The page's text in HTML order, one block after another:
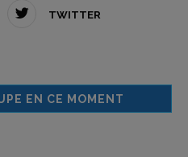
TWITTER
EN CE MOMENT